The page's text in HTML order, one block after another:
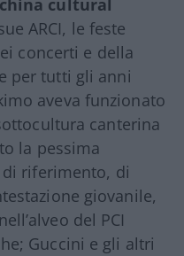
cultural
ARCI, le feste
concerti e della
per tutti gli anni
aveva funzionato
canterina
la pessima
riferimento, di
giovanile,
del PCI
Guccini e gli altri